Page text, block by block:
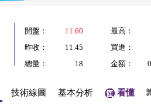
開盤： 11.60
最高：
昨收：
11.45
買進：
總量：
18 金額：
技術線圖 基本分析 看懂